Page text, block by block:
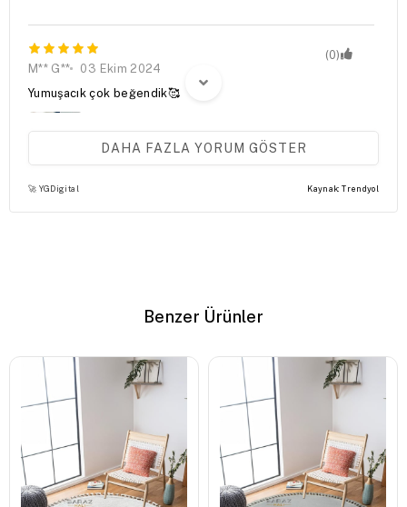
(0)
M** G**
03 Ekim 2024
Yumuşacık çok beğendik🥰
Ürün görseldeki ile bire bir aynı.Kalitesi dokusu gayet
güzel.Hiç bir sorun yok.Paketlemesi de gayet başarılıydı.
DAHA FAZLA YORUM GÖSTER
🚀 YGDigital Kaynak: Trendyol
Benzer Ürünler